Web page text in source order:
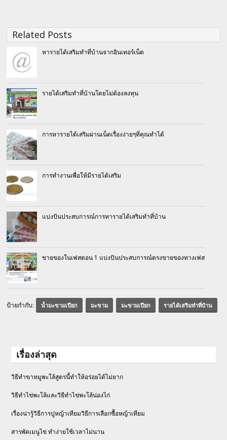
Related Posts
หารายได้เสริมทำที่บ้านจากอินเทอร์เน็ต
รายได้เสริมทําที่บ้านโดยไม่ต้องลงทุน
การหารายได้เสริมผ่านเน็ตเรื่องง่ายๆที่คุณทำได้
การทำงานเพื่อให้มีรายได้เสริม
แบ่งปันประสบการณ์การหารายได้เสริมทําที่บ้าน
ขายของในเฟสตอน 1 แบ่งปันประสบการณ์ตรงขายของทางเฟส
ป้ายกำกับ: น้ำมะขามเปียก มะขาม มะขามเปียก รายได้เสริมทำที่บ้าน
เรื่องล่าสุด
วิธีทำขาหมูพะโล้สูตรนี้ทำให้อร่อยได้ไม่ยาก
วิธีทําไข่พะโล้และวิธีทำไข่พะโล้น่องไก่
เรื่องน่ารู้วิธีการปูหญ้าเทียมวิธีการเลือกซื้อหญ้าเทียม
สารพัดเมนูไข่ ทำง่ายใช้เวลาไม่นาน